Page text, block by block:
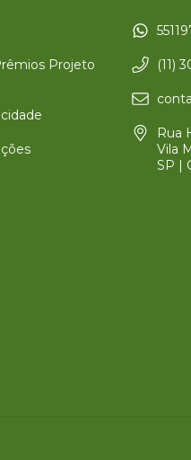
Projeto
(11)
Rua
Vila
SP |